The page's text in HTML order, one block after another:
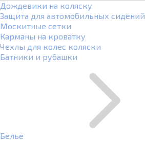
Дождевики на коляску
Защита для автомобильных сидений
Москитные сетки
Карманы на кроватку
Чехлы для колес коляски
Батники и рубашки
Белье